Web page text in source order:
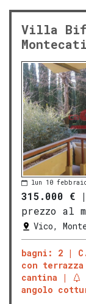
Villa
lun 10
315.000 € |
prezzo al
Vico,
bagni: 2
con terrazza
cantina
angolo